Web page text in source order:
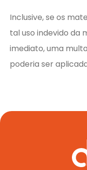
Inclusive, se os
tal uso indevido da
imediato, uma
poderia ser